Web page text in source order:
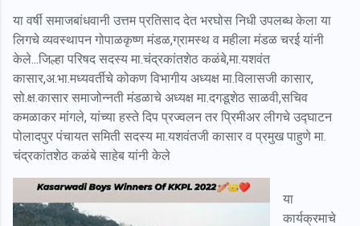
या वर्षी समाजबांधवानी उत्तम प्रतिसाद देत भरघोस निधी उपलब्ध केला या
लिगचे व्यवस्थापन गोपाळकृष्ण मंडळ,ग्रामस्थ व महीला मंडळ चरई यांनी
केले...जिल्हा परिषद सदस्य मा.चंद्रकांतशेठ कळंबे,मा.यशवंत
कासार,अ.भा.मध्यवर्तीचे कोकण विभागीय अध्यक्ष मा.विलासजी कासार,
सो.क्ष.कासार समाजोन्नती मंडळाचे अध्यक्ष मा.दगडूशेठ साळवी,सचिव
कमळाकर मांगले, यांच्या हस्ते दिप प्रज्वलन तर प्रिमीअर लीगचे उद्घाटन
पोलादपुर पंचायत समिती सदस्य मा.यशवंतजी कासार व प्रमुख पाहुणे मा.
चंद्रकांतशेठ कळंबे साहेब यांनी केले
या
कार्यक्रमाचे